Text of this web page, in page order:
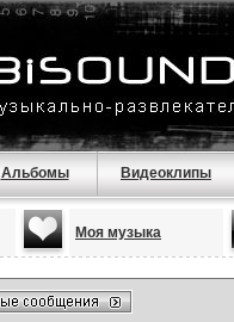
Альбомы Видеоклипы
Моя музыка